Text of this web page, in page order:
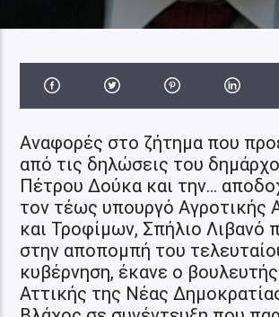
Αναφορές στο ζήτημα που
από τις δηλώσεις του
Πέτρου Δούκα και την…
τον τέως υπουργό Αγροτικής
και Τροφίμων, Σπήλιο Λιβανό
στην αποπομπή του
κυβέρνηση, έκανε ο
Αττικής της Νέας